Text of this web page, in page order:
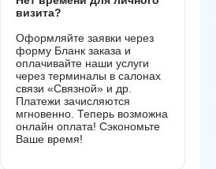
визита?
Оформляйте заявки через
форму Бланк заказа и
оплачивайте наши услуги
через терминалы в салонах
связи «Связной» и др.
Платежи зачисляются
мгновенно. Теперь возможна
онлайн оплата! Сэкономьте
Ваше время!